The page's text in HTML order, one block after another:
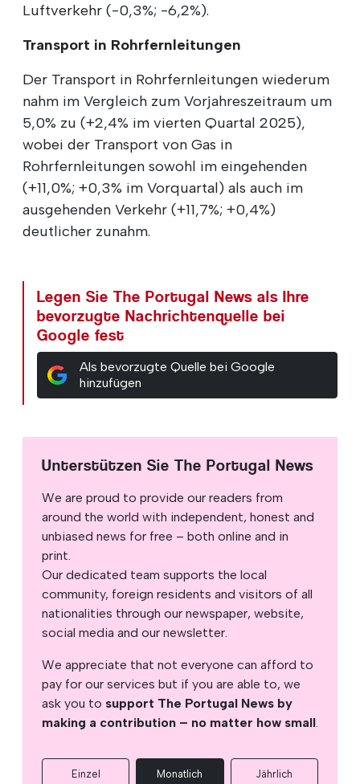
Luftverkehr (-0,3%; -6,2%).
Transport in Rohrfernleitungen
Der Transport in Rohrfernleitungen wiederum
nahm im Vergleich zum Vorjahreszeitraum um
5,0% zu (+2,4% im vierten Quartal 2025),
wobei der Transport von Gas in
Rohrfernleitungen sowohl im eingehenden
(+11,0%; +0,3% im Vorquartal) als auch im
ausgehenden Verkehr (+11,7%; +0,4%)
deutlicher zunahm.
Legen Sie The Portugal News als Ihre
bevorzugte Nachrichtenquelle bei
Google fest
Als bevorzugte Quelle bei Google
hinzufügen
Unterstützen Sie The Portugal News
We are proud to provide our readers from
around the world with independent, honest and
unbiased news for free – both online and in
print.
Our dedicated team supports the local
community, foreign residents and visitors of all
nationalities through our newspaper, website,
social media and our newsletter.
We appreciate that not everyone can afford to
pay for our services but if you are able to, we
ask you to support The Portugal News by
making a contribution – no matter how small.
Einzel Monatlich Jährlich